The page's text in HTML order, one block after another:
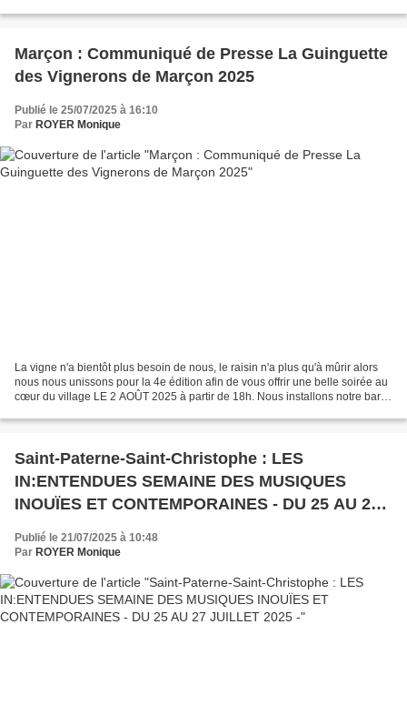
Marçon : Communiqué de Presse La Guinguette
des Vignerons de Marçon 2025
Publié le 25/07/2025 à 16:10
Par ROYER Monique
La vigne n'a bientôt plus besoin de nous, le raisin n'a plus qu'à mûrir alors
nous nous unissons pour la 4e édition afin de vous offrir une belle soirée au
cœur du village LE 2 AOÛT 2025 à partir de 18h. Nous installons notre bar à
Saint-Paterne-Saint-Christophe : LES
IN:ENTENDUES SEMAINE DES MUSIQUES
INOUÏES ET CONTEMPORAINES - DU 25 AU 27
JUILLET 2025 -
Publié le 21/07/2025 à 10:48
Par ROYER Monique